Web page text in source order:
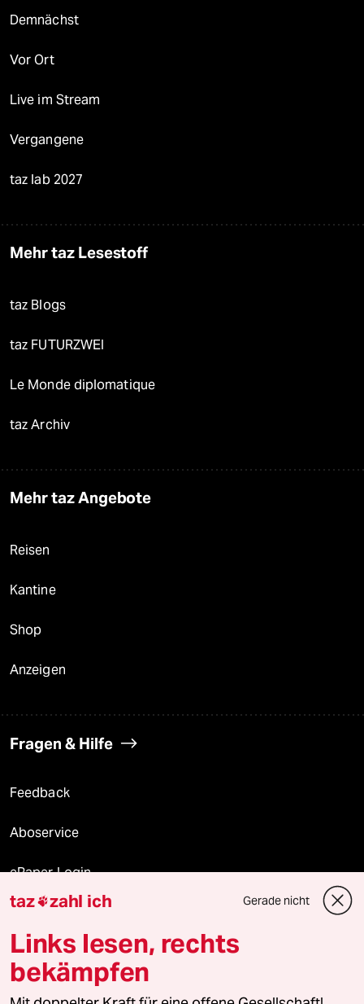
Demnächst
Vor Ort
Live im Stream
Vergangene
taz lab 2027
Mehr taz Lesestoff
taz Blogs
taz FUTURZWEI
Le Monde diplomatique
taz Archiv
Mehr taz Angebote
Reisen
Kantine
Shop
Anzeigen
Fragen & Hilfe
Feedback
Aboservice
ePaper Login
Downloads für Abonnierende
© 2026 taz Verlags und Vertriebs GmbH
Alle Rechte vorbehalten. Bei rechtlichen Fragen oder für Genehmigungen
taz zahl ich Gerade nicht
Links lesen, rechts
bekämpfen